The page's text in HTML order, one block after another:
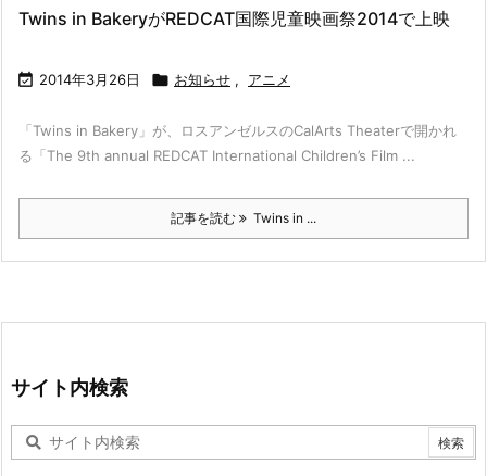
Twins in BakeryがREDCAT国際児童映画祭2014で上映
 2014年3月26日  お知らせ , アニメ
「Twins in Bakery」が、ロスアンゼルスのCalArts Theaterで開かれ
る「The 9th annual REDCAT International Children’s Film ...
記事を読む Twins in ...
サイト内検索